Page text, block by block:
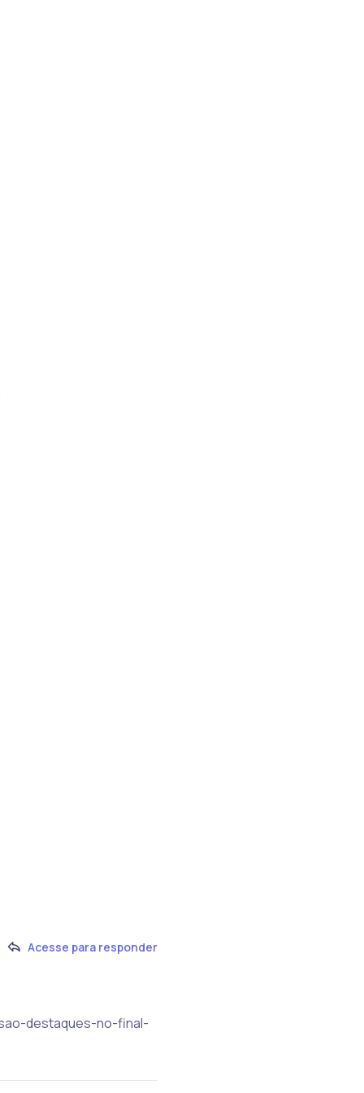
Acesse para responder
destaques-no-final-